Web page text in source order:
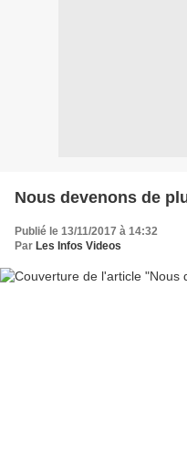
Nous devenons de
Publié le 13/11/2017 à 14:32
Par Les Infos Videos